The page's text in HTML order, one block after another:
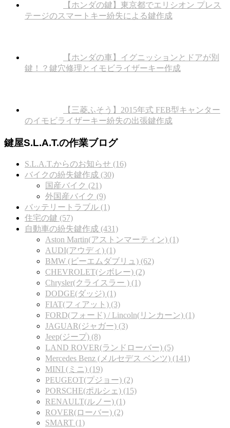
【ホンダの鍵】東京都でエリシオン プレス
テージのスマートキー紛失による鍵作成
【ホンダの車】イグニッションとドアが別
鍵！？鍵穴修理とイモビライザーキー作成
【三菱ふそう】2015年式 FEB型キャンター
のイモビライザーキー紛失の出張鍵作成
鍵屋S.L.A.T.の作業ブログ
S.L.A.T.からのお知らせ (16)
バイクの紛失鍵作成 (30)
国産バイク (21)
外国産バイク (9)
バッテリートラブル (1)
住宅の鍵 (57)
自動車の紛失鍵作成 (431)
Aston Martin(アストンマーティン) (1)
AUDI(アウディ) (1)
BMW (ビーエムダブリュ) (62)
CHEVROLET(シボレー) (2)
Chrysler(クライスラー ) (1)
DODGE(ダッジ) (1)
FIAT(フィアット) (3)
FORD(フォード) / Lincoln(リンカーン) (1)
JAGUAR(ジャガー) (3)
Jeep(ジープ) (8)
LAND ROVER(ランドローバー) (5)
Mercedes Benz (メルセデス ベンツ) (141)
MINI (ミニ) (19)
PEUGEOT(プジョー) (2)
PORSCHE(ポルシェ) (15)
RENAULT(ルノー) (1)
ROVER(ローバー) (2)
SMART (1)